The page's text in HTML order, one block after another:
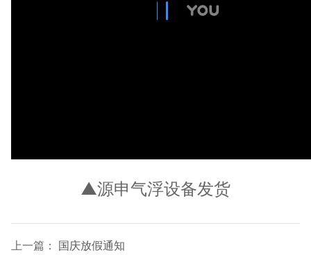
▲源申气浮设备发货
上一篇： 国庆放假通知